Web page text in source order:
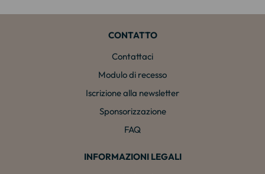
CONTATTO
Contattaci
Modulo di recesso
Iscrizione alla newsletter
Sponsorizzazione
FAQ
INFORMAZIONI LEGALI